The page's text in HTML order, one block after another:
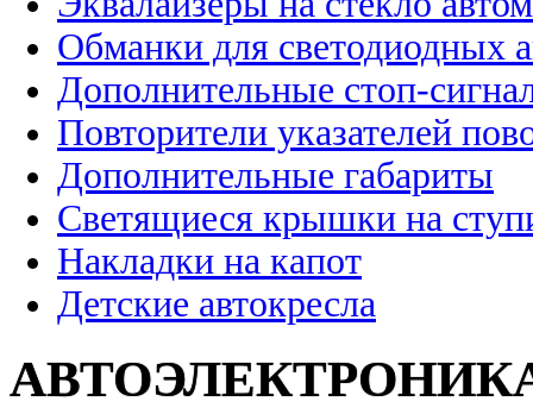
Обманки для светодиодных
Дополнительные стоп-
Повторители указателей
Дополнительные габариты
Светящиеся крышки на
Накладки на капот
Детские автокресла